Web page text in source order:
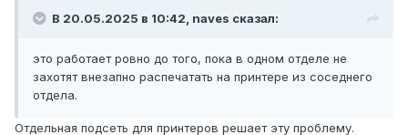
В 20.05.2025 в 10:42, naves сказал:
это работает ровно до того, пока в одном отделе не
захотят внезапно распечатать на принтере из соседнего
отдела.
Отдельная подсеть для принтеров решает эту проблему.